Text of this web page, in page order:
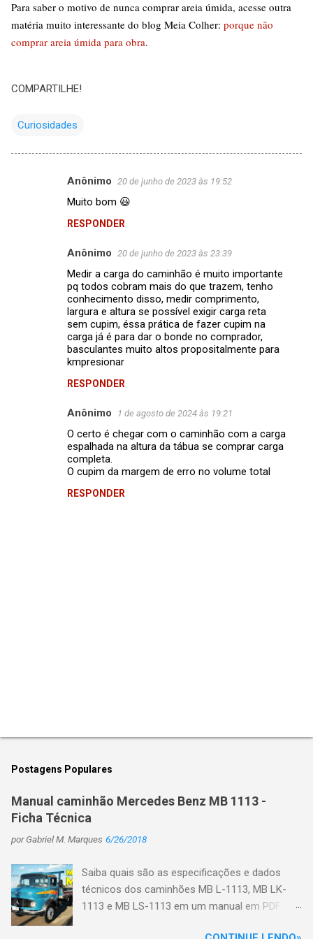
Para saber o motivo de nunca comprar areia úmida, acesse outra
matéria muito interessante do blog Meia Colher: porque não
comprar areia úmida para obra.
COMPARTILHE!
Curiosidades
Anônimo 20 de junho de 2023 às 19:52
Muito bom 😃
RESPONDER
Anônimo 20 de junho de 2023 às 23:39
Medir a carga do caminhão é muito importante
pq todos cobram mais do que trazem, tenho
conhecimento disso, medir comprimento,
largura e altura se possível exigir carga reta
sem cupim, éssa prática de fazer cupim na
carga já é para dar o bonde no comprador,
basculantes muito altos propositalmente para
kmpresionar
RESPONDER
Anônimo 1 de agosto de 2024 às 19:21
O certo é chegar com o caminhão com a carga
espalhada na altura da tábua se comprar carga
completa.
O cupim da margem de erro no volume total
RESPONDER
t
u
m
o
e
n
t
á
r
Postagens Populares
Manual caminhão Mercedes Benz MB 1113 -
Ficha Técnica
porGabriel M. Marques 6/26/2018
Saiba quais são as especificações e dados
técnicos dos caminhões MB L-1113, MB LK-
1113 e MB LS-1113 em um manual em PDF.